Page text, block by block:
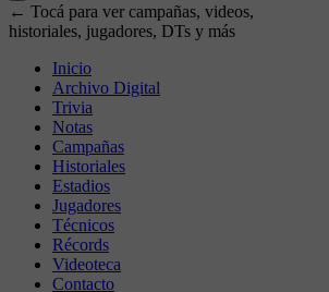
← Tocá para ver campañas, videos,
historiales, jugadores, DTs y más
Inicio
Archivo Digital
Trivia
Notas
Campañas
Historiales
Estadios
Jugadores
Técnicos
Récords
Videoteca
Contacto